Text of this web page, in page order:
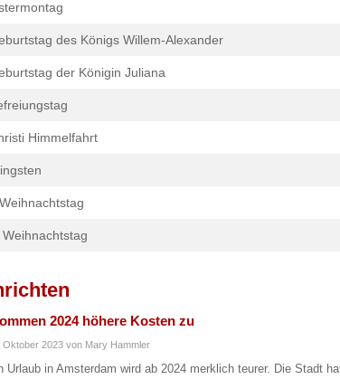
des Königs Willem-Alexander
der Königin Juliana
Himmelfahrt
Weihnachtstag
2024 höhere Kosten zu
Oktober 2023 von Mary Hammler
Urlaub in Amsterdam wird ab 2024 merklich teurer. Die Stadt